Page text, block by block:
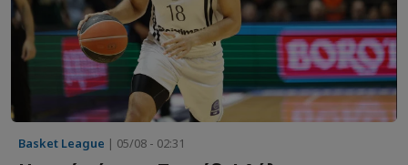
Basket League | 05/08 - 02:31